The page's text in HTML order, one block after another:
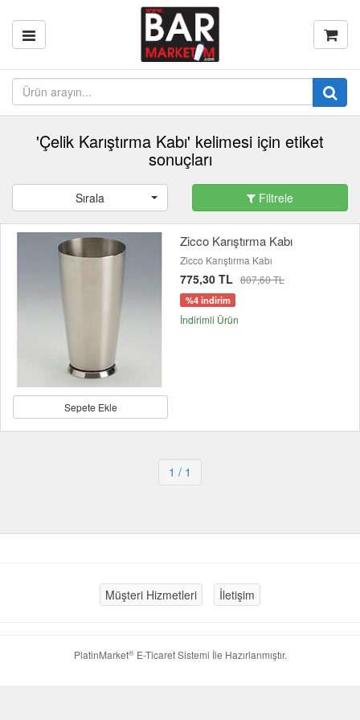
'Çelik Karıştırma Kabı' kelimesi için etiket
sonuçları
Sırala Filtrele
Sepete Ekle
Zicco Karıştırma Kabı
Zicco Karıştırma Kabı
775,30 TL 807,60 TL
%4 indirim
İndirimli Ürün
1 / 1
Müşteri Hizmetleri İletişim
PlatinMarket®E-Ticaret Sistemi İle Hazırlanmıştır.